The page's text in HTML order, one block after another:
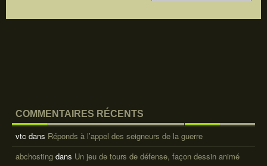
COMMENTAIRES RÉCENTS
vtc dans Réponds à l’appel des seigneurs de la guerre
abchosting dans Un jeu de tours de défense, façon dessin animé